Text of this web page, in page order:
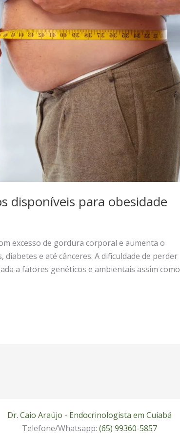
disponíveis para obesidade
excesso de gordura corporal e aumenta o
e até cânceres. A dificuldade de perder
a fatores genéticos e ambientais assim como
Dr. Caio Araújo - Endocrinologista em Cuiabá
Telefone/Whatsapp: (65) 99360-5857